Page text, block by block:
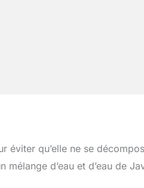
éviter qu’elle ne se
d’eau et d’eau de